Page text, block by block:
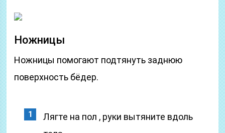
Ножницы
Ножницы помогают подтянуть заднюю
поверхность бёдер.
Лягте на пол , руки вытяните вдоль